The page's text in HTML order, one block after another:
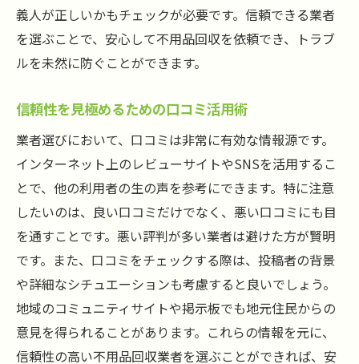
藤沢市の地域ルールを知り不用品回収のトラブ
ルを回避
藤沢市の不用品回収に関する法規制とルー
ル
地域特有の不用品回収日や手続きの確認
藤沢市での違法投棄を防ぐための注意点
地域コミュニティの資源回収に協力する方
法
藤沢市のリサイクル推進活動を活用する
不用品回収依頼前に知っておくべき隠れた費用
の確認法
追加料金が発生しやすい状況を知る
義人が正しいかもチェックが必要です。信頼できる業者
を選ぶことで、安心して不用品回収を依頼でき、トラブ
ルを未然に防ぐことができます。
信頼性を見極めるための口コミ活用術
業者選びにおいて、口コミは非常に有効な情報源です。
インターネット上のレビューサイトやSNSを活用するこ
とで、他の利用者の生の声を参考にできます。特に注意
したいのは、良い口コミだけでなく、悪い口コミにも目
を通すことです。悪い評判が多い業者は避けた方が賢明
です。また、口コミをチェックする際は、投稿者の背景
や詳細なシチュエーションも考慮すると良いでしょう。
地域のコミュニティサイトや掲示板でも地元住民からの
意見を得られることがあります。これらの情報を元に、
信頼性の高い不用品回収業者を選ぶことができれば、安